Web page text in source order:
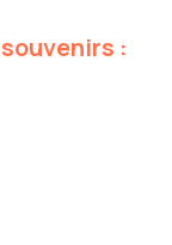
souvenirs :